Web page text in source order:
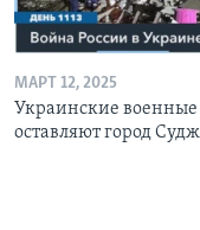
МАРТ 12, 2025
Украинские военные
оставляют город